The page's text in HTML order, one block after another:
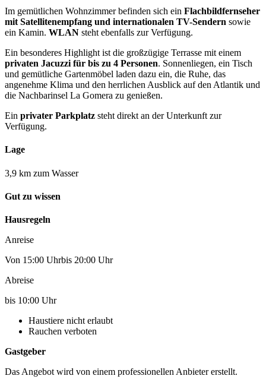
Im gemütlichen Wohnzimmer befinden sich ein Flachbildfernseher
mit Satellitenempfang und internationalen TV-Sendern sowie
ein Kamin. WLAN steht ebenfalls zur Verfügung.
Ein besonderes Highlight ist die großzügige Terrasse mit einem
privaten Jacuzzi für bis zu 4 Personen. Sonnenliegen, ein Tisch
und gemütliche Gartenmöbel laden dazu ein, die Ruhe, das
angenehme Klima und den herrlichen Ausblick auf den Atlantik und
die Nachbarinsel La Gomera zu genießen.
Ein privater Parkplatz steht direkt an der Unterkunft zur
Verfügung.
Lage
3,9 km zum Wasser
Gut zu wissen
Hausregeln
Anreise
Von 15:00 Uhrbis 20:00 Uhr
Abreise
bis 10:00 Uhr
Haustiere nicht erlaubt
Rauchen verboten
Gastgeber
Das Angebot wird von einem professionellen Anbieter erstellt.